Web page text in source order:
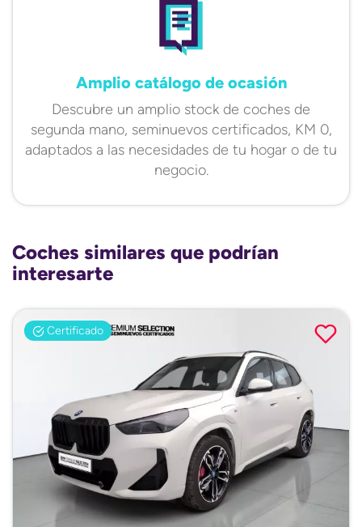
Amplio catálogo de ocasión
Descubre un amplio stock de coches de
segunda mano, seminuevos certificados, KM 0,
adaptados a las necesidades de tu hogar o de tu
negocio.
Coches similares que podrían
interesarte
Certificado